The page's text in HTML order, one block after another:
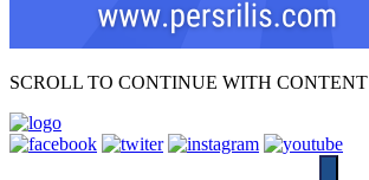
SCROLL TO CONTINUE WITH CONTENT